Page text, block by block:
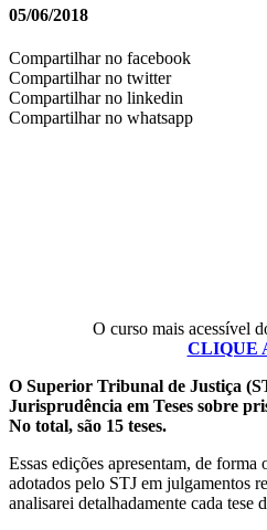
05/06/2018
Compartilhar no facebook
Compartilhar no twitter
Compartilhar no linkedin
Compartilhar no whatsapp
O curso mais acessível
CLIQUE
O Superior Tribunal de Justiça
Jurisprudência em Teses sobre
No total, são 15 teses.
Essas edições apresentam, de
adotados pelo STJ em julgamentos
analisarei detalhadamente cada tese